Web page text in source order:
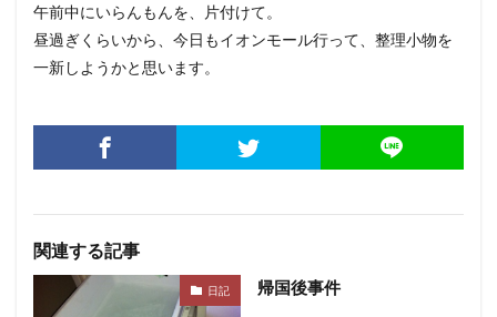
午前中にいらんもんを、片付けて。
昼過ぎくらいから、今日もイオンモール行って、整理小物を
一新しようかと思います。
関連する記事
日記 帰国後事件